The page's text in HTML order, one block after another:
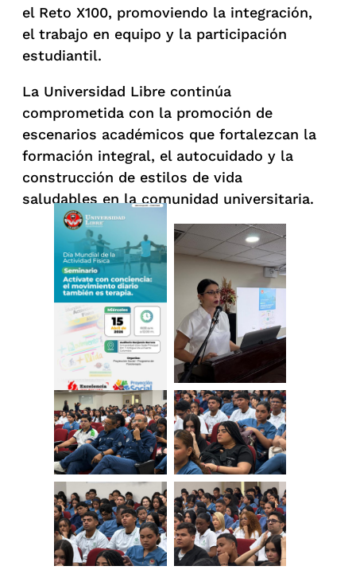
el Reto X100, promoviendo la integración,
el trabajo en equipo y la participación
estudiantil.
La Universidad Libre continúa
comprometida con la promoción de
escenarios académicos que fortalezcan la
formación integral, el autocuidado y la
construcción de estilos de vida
saludables en la comunidad universitaria.